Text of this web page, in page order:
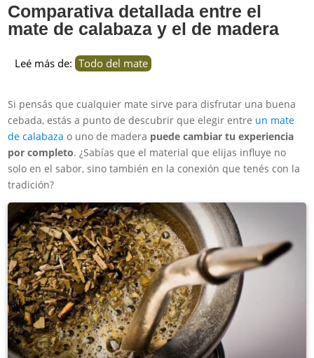
Comparativa detallada entre el
mate de calabaza y el de madera
Leé más de: Todo del mate
Si pensás que cualquier mate sirve para disfrutar una buena
cebada, estás a punto de descubrir que elegir entre un mate
de calabaza o uno de madera puede cambiar tu experiencia
por completo. ¿Sabías que el material que elijas influye no
solo en el sabor, sino también en la conexión que tenés con la
tradición?